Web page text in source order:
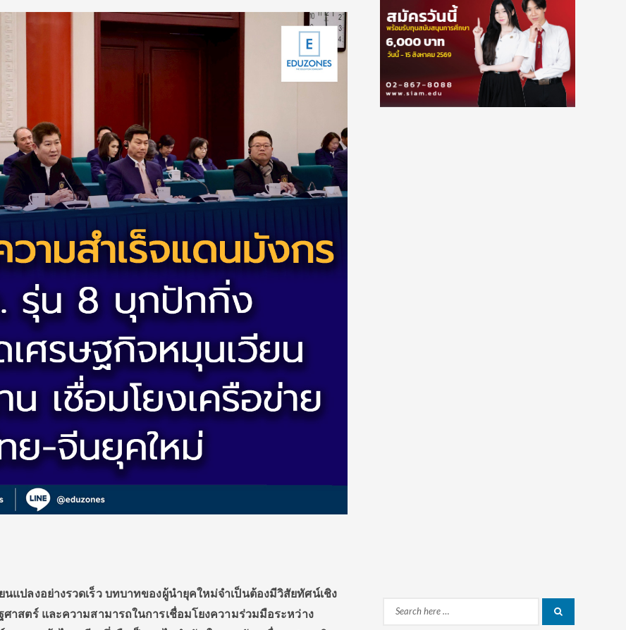
นแปลงอย่างรวดเร็ว บทบาทของผู้นำยุคใหม่จำเป็นต้องมีวิสัยทัศน์เชิง
าสตร์ และความสามารถในการเชื่อมโยงความร่วมมือระหว่าง
Search